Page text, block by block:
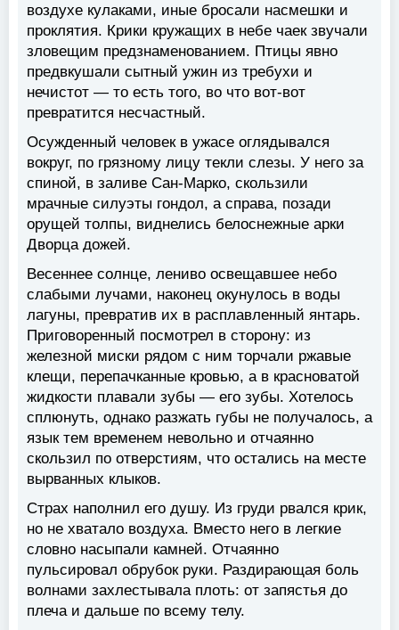
воздухе кулаками, иные бросали насмешки и
проклятия. Крики кружащих в небе чаек звучали
зловещим предзнаменованием. Птицы явно
предвкушали сытный ужин из требухи и
нечистот — то есть того, во что вот-вот
превратится несчастный.
Осужденный человек в ужасе оглядывался
вокруг, по грязному лицу текли слезы. У него за
спиной, в заливе Сан-Марко, скользили
мрачные силуэты гондол, а справа, позади
орущей толпы, виднелись белоснежные арки
Дворца дожей.
Весеннее солнце, лениво освещавшее небо
слабыми лучами, наконец окунулось в воды
лагуны, превратив их в расплавленный янтарь.
Приговоренный посмотрел в сторону: из
железной миски рядом с ним торчали ржавые
клещи, перепачканные кровью, а в красноватой
жидкости плавали зубы — его зубы. Хотелось
сплюнуть, однако разжать губы не получалось, а
язык тем временем невольно и отчаянно
скользил по отверстиям, что остались на месте
вырванных клыков.
Страх наполнил его душу. Из груди рвался крик,
но не хватало воздуха. Вместо него в легкие
словно насыпали камней. Отчаянно
пульсировал обрубок руки. Раздирающая боль
волнами захлестывала плоть: от запястья до
плеча и дальше по всему телу.